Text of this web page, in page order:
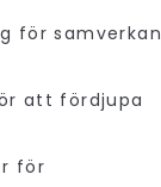
för samverkan
att fördjupa
för